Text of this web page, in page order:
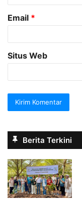
Email *
Situs Web
Berita Terkini